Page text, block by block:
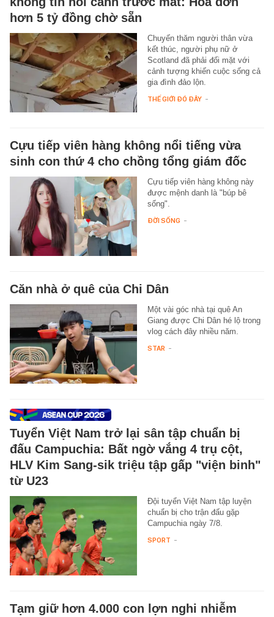
hơn 5 tỷ đồng chờ sẵn
Chuyến thăm người thân vừa
kết thúc, người phụ nữ ở
Scotland đã phải đối mặt với
cảnh tượng khiến cuộc sống cả
gia đình đảo lộn.
THẾ GIỚI ĐÓ ĐÂY -
Cựu tiếp viên hàng không nổi tiếng vừa
sinh con thứ 4 cho chồng tổng giám đốc
Cựu tiếp viên hàng không này
được mệnh danh là "búp bê
sống".
ĐỜI SỐNG -
Căn nhà ở quê của Chi Dân
Một vài góc nhà tại quê An
Giang được Chi Dân hé lộ trong
vlog cách đây nhiều năm.
STAR -
Tuyển Việt Nam trở lại sân tập chuẩn bị
đấu Campuchia: Bất ngờ vắng 4 trụ cột,
HLV Kim Sang-sik triệu tập gấp "viện binh"
từ U23
Đội tuyển Việt Nam tập luyện
chuẩn bị cho trận đấu gặp
Campuchia ngày 7/8.
SPORT -
Tạm giữ hơn 4.000 con lợn nghi nhiễm